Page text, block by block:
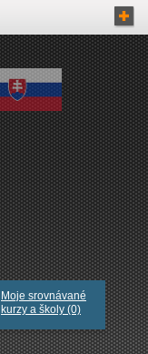
Moje srovnávané
kurzy a školy (0)